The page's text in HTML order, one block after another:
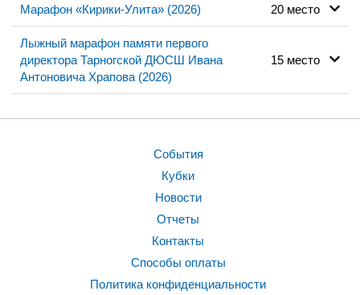
Марафон «Кирики-Улита» (2026) 20 место
Лыжный марафон памяти первого
директора Тарногской ДЮСШ Ивана
Антоновича Храпова (2026)
15 место
События
Кубки
Новости
Отчеты
Контакты
Способы оплаты
Политика конфиденциальности